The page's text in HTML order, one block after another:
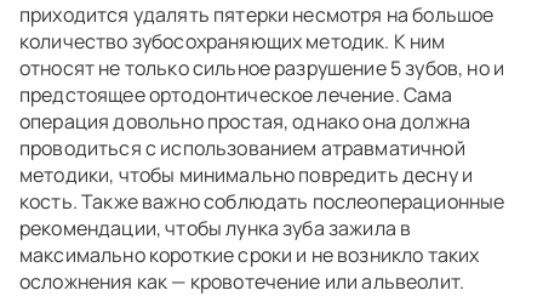
приходится удалять пятерки несмотря на большое
количество зубосохраняющих методик. К ним
относят не только сильное разрушение 5 зубов, но и
предстоящее ортодонтическое лечение. Сама
операция довольно простая, однако она должна
проводиться с использованием атравматичной
методики, чтобы минимально повредить десну и
кость. Также важно соблюдать послеоперационные
рекомендации, чтобы лунка зуба зажила в
максимально короткие сроки и не возникло таких
осложнения как — кровотечение или альвеолит.